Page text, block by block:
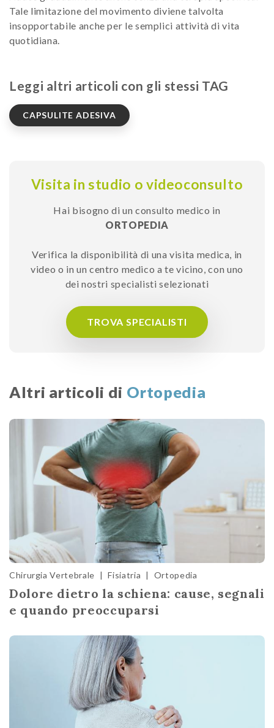
Tale limitazione del movimento diviene talvolta
insopportabile anche per le semplici attività di vita
quotidiana.
Leggi altri articoli con gli stessi TAG
CAPSULITE ADESIVA
Visita in studio o videoconsulto
Hai bisogno di un consulto medico in
ORTOPEDIA
Verifica la disponibilità di una visita medica, in
video o in un centro medico a te vicino, con uno
dei nostri specialisti selezionati
TROVA SPECIALISTI
Altri articoli di Ortopedia
Chirurgia Vertebrale | Fisiatria | Ortopedia
Dolore dietro la schiena: cause, segnali
e quando preoccuparsi